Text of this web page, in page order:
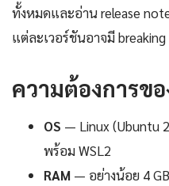
ทั้งหมดและอ่าน release
แต่ละเวอร์ชันอาจมี
ความต้องการข
OS — Linux (Ubuntu
พร้อม WSL2
RAM — อย่างน้อย 4